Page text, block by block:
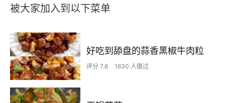
被大家加入到以下菜单
好吃到舔盘的蒜香黑椒牛肉粒
评分 7.6 1630 人做过